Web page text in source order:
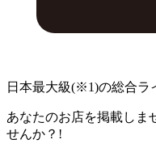
日本最大級(※1)の総合ラ
あなたのお店を掲載しま
せんか？!